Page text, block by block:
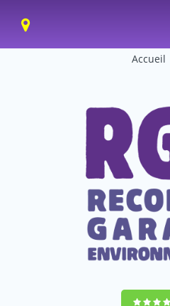
Accueil